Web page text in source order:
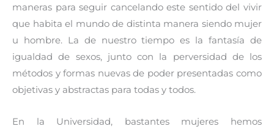
maneras para seguir cancelando este sentido del vivir
que habita el mundo de distinta manera siendo mujer
u hombre. La de nuestro tiempo es la fantasía de
igualdad de sexos, junto con la perversidad de los
métodos y formas nuevas de poder presentadas como
objetivas y abstractas para todas y todos.
En la Universidad, bastantes mujeres hemos